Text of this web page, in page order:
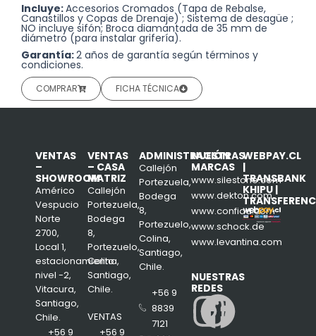
Incluye:Accesorios Cromados (Tapa de Rebalse,
Canastillos y Copas de Drenaje) ; Sistema de desagüe ;
NO incluye sifón; Broca diamantada de 35 mm de
diámetro (para instalar grifería).
Garantía:2 años de garantía según términos y
condiciones.
COMPRAR FICHA TÉCNICA
VENTAS
–
SHOWROOM
Américo
Vespucio
Norte
2700,
Local 1,
estacionamiento
nivel -2,
Vitacura,
Santiago,
Chile.
+56 9
VENTAS
– CASA
MATRIZ
Callejón
Portezuela,
Bodega
8,
Portezuelo,
Colina,
Santiago,
Chile.
VENTAS
+56 9
ADMINISTRACIÓN
Callejón
Portezuela,
Bodega
8,
Portezuelo,
Colina,
Santiago,
Chile.
+56 9
8839
7121
NUESTRAS
MARCAS
www.silestone.com
www.dekton.com
www.confiad.com
www.schock.de
www.levantina.com
NUESTRAS
REDES
WEBPAY.CL
|
TRANSBANK
KHIPU |